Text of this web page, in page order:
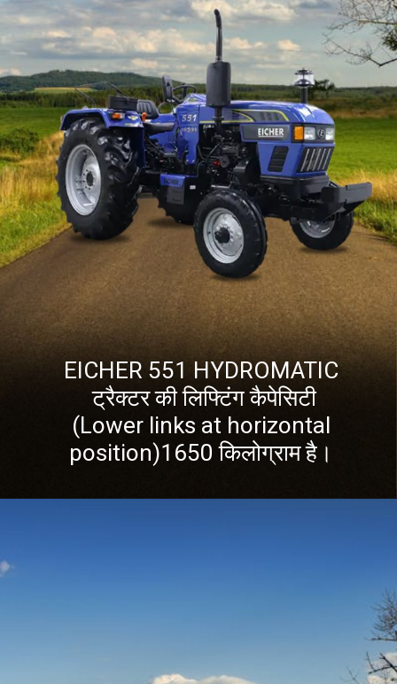
EICHER 551 HYDROMATIC
ट्रैक्टर की लिफ्टिंग कैपेसिटी
(Lower links at horizontal
position)1650 किलोग्राम है।